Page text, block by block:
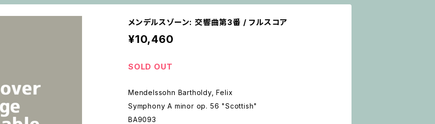
メンデルスゾーン: 交響曲第3番 / フルスコア
¥10,460
SOLD OUT
Mendelssohn Bartholdy, Felix
Symphony A minor op. 56 "Scottish"
BA9093